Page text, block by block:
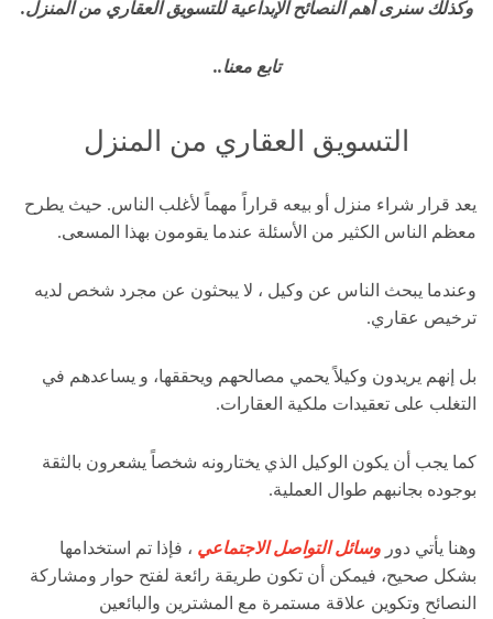
وكذلك سنرى أهم النصائح الإبداعية للتسويق العقاري من المنزل.
تابع معنا..
التسويق العقاري من المنزل
يعد قرار شراء منزل أو بيعه قراراً مهماً لأغلب الناس. حيث يطرح
معظم الناس الكثير من الأسئلة عندما يقومون بهذا المسعى.
وعندما يبحث الناس عن وكيل ، لا يبحثون عن مجرد شخص لديه
ترخيص عقاري.
بل إنهم يريدون وكيلاً يحمي مصالحهم ويحققها، و يساعدهم في
التغلب على تعقيدات ملكية العقارات.
كما يجب أن يكون الوكيل الذي يختارونه شخصاً يشعرون بالثقة
بوجوده بجانبهم طوال العملية.
وهنا يأتي دور وسائل التواصل الاجتماعي ، فإذا تم استخدامها
بشكل صحيح، فيمكن أن تكون طريقة رائعة لفتح حوار ومشاركة
النصائح وتكوين علاقة مستمرة مع المشترين والبائعين